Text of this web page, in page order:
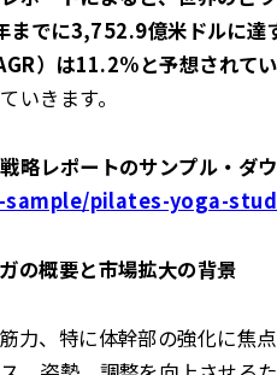
までに3,752.9億米ドルに達
）は11.2%と予想されてい
いきます。
略レポートのサンプル・ダ
pilates-yoga-
の概要と市場拡大の背景
力、特に体幹部の強化に焦